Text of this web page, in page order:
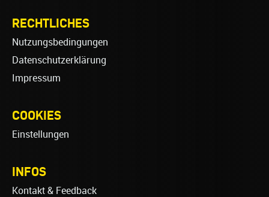
RECHTLICHES
Nutzungsbedingungen
Datenschutzerklärung
Impressum
COOKIES
Einstellungen
INFOS
Kontakt & Feedback